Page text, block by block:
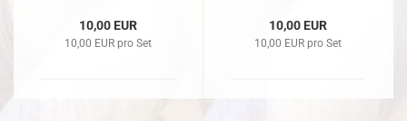
10,00 EUR
10,00 EUR pro Set
10,00 EUR
10,00 EUR pro Set